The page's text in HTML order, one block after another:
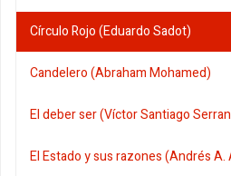
Círculo Rojo (Eduardo Sadot)
Candelero (Abraham Mohamed)
El deber ser (Víctor Santiago
El Estado y sus razones (Andrés A.